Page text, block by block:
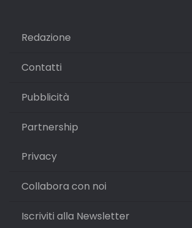
Redazione
Contatti
Pubblicità
Partnership
Privacy
Collabora con noi
Iscriviti alla Newsletter